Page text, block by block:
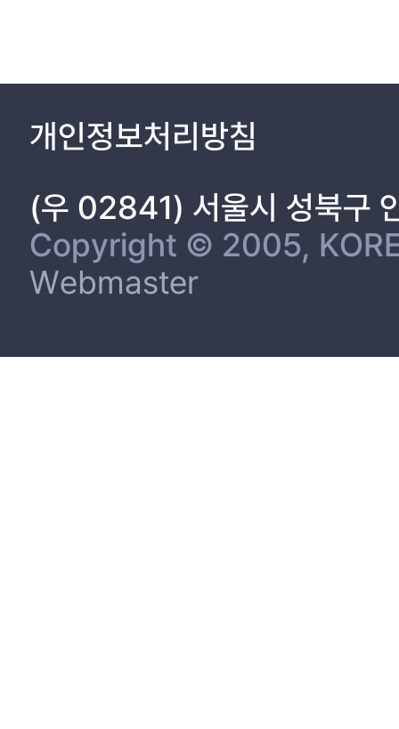
참고 문헌 32
개인정보처리방침
(우 02841) 서울시 성북구
Copyright © 2005,
Webmaster